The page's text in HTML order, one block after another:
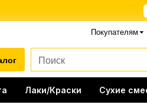
Покупателям
Лаки/Краски Сухие